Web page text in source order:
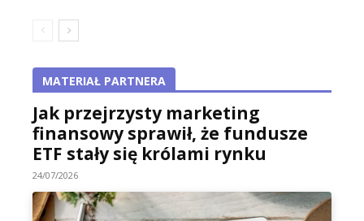
MATERIAŁ PARTNERA
Jak przejrzysty marketing
finansowy sprawił, że fundusze
ETF stały się królami rynku
24/07/2026